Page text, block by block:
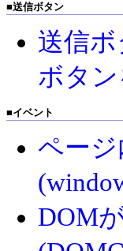
■送信ボタン
送信
ボタン
■イベント
ペー
DOM